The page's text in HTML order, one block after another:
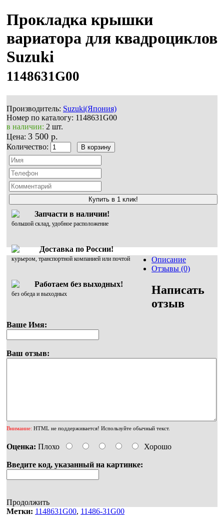
Прокладка крышки
вариатора для квадроциклов
Suzuki
1148631G00
Производитель: Suzuki(Япония)
Номер по каталогу: 1148631G00
в наличии: 2 шт.
Цена: 3 500 р.
Количество:
Купить в 1 клик!
Запчасти в наличии!
большой склад, удобное расположение
Доставка по России!
курьером, транспортной компанией или почтой
Работаем без выходных!
без обеда и выходных
Описание
Отзывы (0)
Написать
отзыв
Ваше Имя:
Ваш отзыв:
Внимание: HTML не поддерживается! Используйте обычный текст.
Оценка: Плохо Хорошо
Введите код, указанный на картинке:
Продолжить
Метки: 1148631G00, 11486-31G00